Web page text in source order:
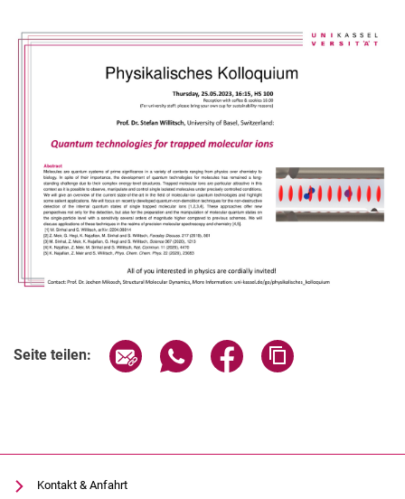
Seite teilen: Seite über E-Mail teilen
Seite über WhatsApp teilen
Seite über Facebook
Kontakt & Anfahrt